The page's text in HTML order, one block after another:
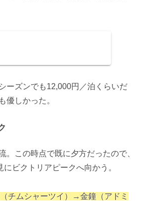
ーズンでも12,000円／泊くらいだ
優しかった。
。この時点で既に夕方だったので、
ビクトリアピークへ向かう。
チムシャーツイ）→金鐘（アドミ